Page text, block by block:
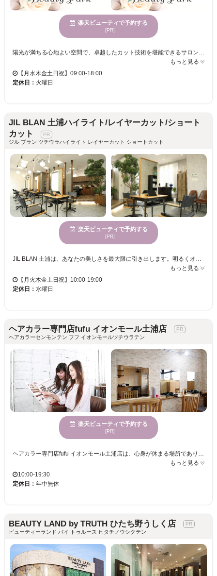
楽天ビューティで予約する
[PR]
陽光が満ちる心地よい空間で、卓越したカット技術を堪能できるサロン。多くの女性に愛され続ける場所☆駐車場完備で、便利でスマートな支払い方法も充実。洗練されたひとときをお届けします！ stella PRODUCED by EGAO 土浦木田余店は、50代以上の女性のために設計された特別なヘアサロンです。今話題のEGAOがプロデュースするこのサロンは、グレイヘアを活かしたり隠したりする施術が得意で、年齢特有の髪のお悩みを理解し、一人一人のニーズに合った解決策を提供します。広々とした明るい店内は、心地よさを追求し、訪れる度に心が休まる空間です。「ここに来て良かった」と思えるような、新しい自分に出会えるチャンスをお届けします。駐車場完備で、クレジットカードや電子マネーでの決済も可能なので、安心してご利用いただけます。年齢を重ねた女性でも、いつまでも美しくありたいという願いを叶える場所です。
もっと見る
【月水木金土日祝】09:00-18:00
定休日： 火曜日
JIL BLAN 土浦ハイライト/レイヤーカット/ショート
カット
ジル ブラン ツチウラハイライト レイヤーカット ショートカット
楽天ビューティで予約する
[PR]
もっと見る
【月火木金土日祝】10:00-19:00
定休日： 水曜日
ヘアカラー専門店fufu イオンモール土浦店
ヘアカラーセンモンテン フフ イオンモールツチウラテン
楽天ビューティで予約する
[PR]
もっと見る
10:00-19:30
定休日： 年中無休
BEAUTY LAND by TRUTH ひたち野うしく店
ビューティーランド バイ トゥルース ヒタチノウシクテン